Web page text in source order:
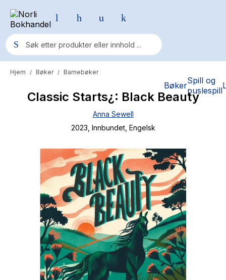
BøkerSpill og
puslespill
Populære søk
Pokemon
Fury Bound - Sable Sorensen
Yesteryear
Elizabeth Strout
Hitster
Hypopressiv trening
The Housemaid
Hjem / Bøker / Barnebøker
Classic Starts¿: Black Beauty
Anna Sewell
2023 , Innbundet, Engelsk